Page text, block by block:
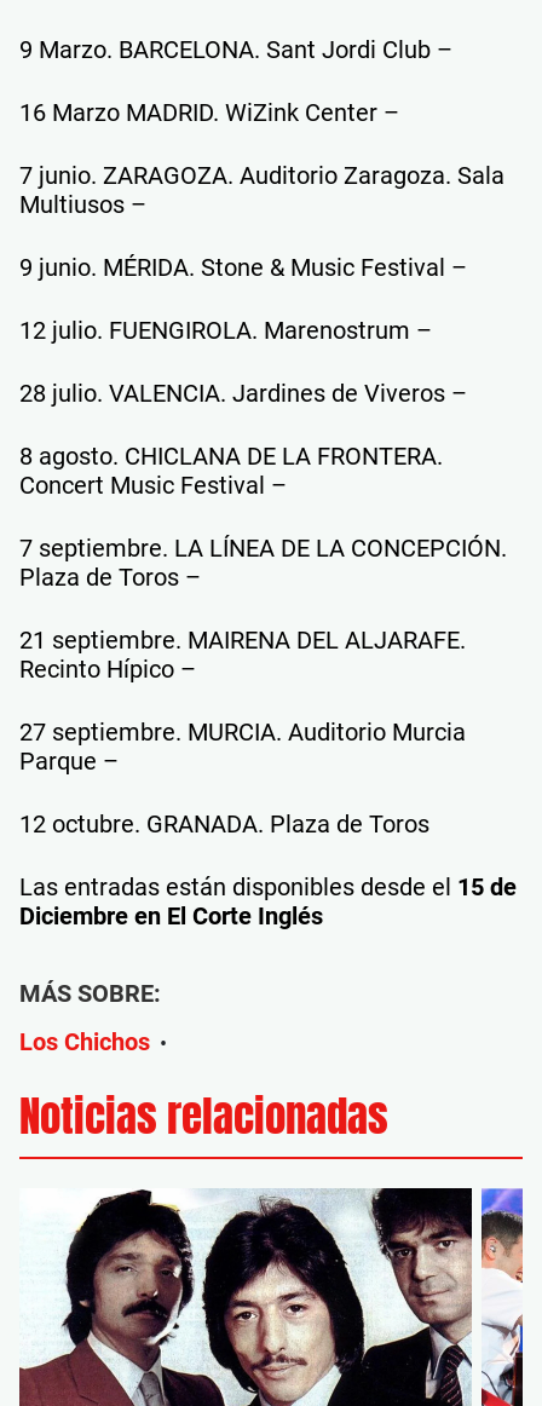
9 Marzo. BARCELONA. Sant Jordi Club –
16 Marzo MADRID. WiZink Center –
7 junio. ZARAGOZA. Auditorio Zaragoza. Sala
Multiusos –
9 junio. MÉRIDA. Stone & Music Festival –
12 julio. FUENGIROLA. Marenostrum –
28 julio. VALENCIA. Jardines de Viveros –
8 agosto. CHICLANA DE LA FRONTERA.
Concert Music Festival –
7 septiembre. LA LÍNEA DE LA CONCEPCIÓN.
Plaza de Toros –
21 septiembre. MAIRENA DEL ALJARAFE.
Recinto Hípico –
27 septiembre. MURCIA. Auditorio Murcia
Parque –
12 octubre. GRANADA. Plaza de Toros
Las entradas están disponibles desde el 15 de
Diciembre en El Corte Inglés
MÁS SOBRE:
Los Chichos •
Noticias relacionadas